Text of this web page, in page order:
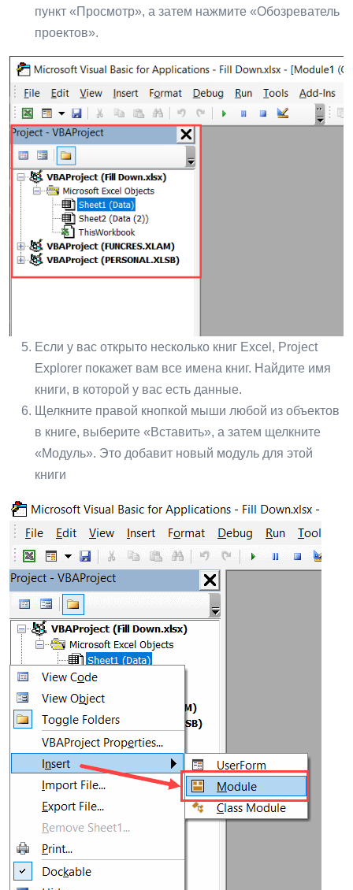
пункт «Просмотр», а затем нажмите «Обозреватель
проектов».
Если у вас открыто несколько книг Excel, Project
Explorer покажет вам все имена книг. Найдите имя
книги, в которой у вас есть данные.
Щелкните правой кнопкой мыши любой из объектов
в книге, выберите «Вставить», а затем щелкните
«Модуль». Это добавит новый модуль для этой
книги